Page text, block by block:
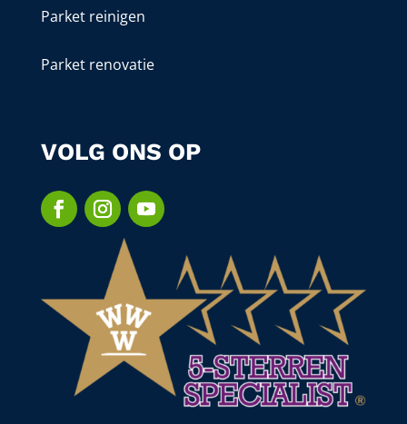
Parket reinigen
Parket renovatie
VOLG ONS OP